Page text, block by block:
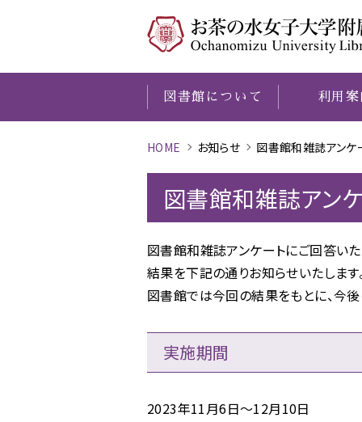
図書館について 利用案
HOME お知らせ 図書館和雑誌アンケ
図書館和雑誌アン
図書館和雑誌アンケートにご回答いた
結果を下記の通りお知らせいたします
図書館では今回の結果をもとに、今
実施期間
2023年11月6日～12月10日